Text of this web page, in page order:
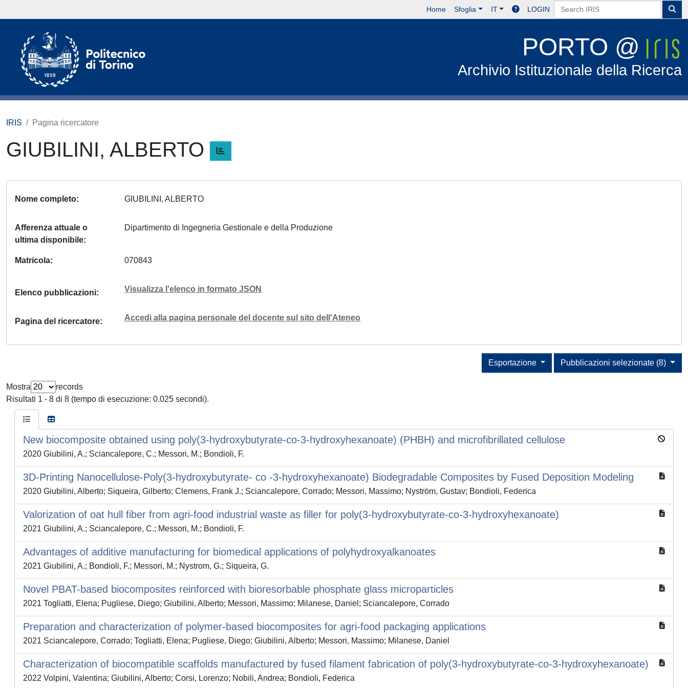
Home Sfoglia IT LOGIN
PORTO @
Archivio Istituzionale della Ricerca
IRIS Pagina ricercatore
GIUBILINI, ALBERTO
Nome completo GIUBILINI, ALBERTO
Afferenza attuale o
ultima disponibile
Dipartimento di Ingegneria Gestionale e della Produzione
Matricola 070843
Elenco pubblicazioni Visualizza l'elenco in formato JSON
Pagina del ricercatore Accedi alla pagina personale del docente sul sito dell'Ateneo
Pubblicazioni selezionate (8)
Esportazione
Mostra
records
Risultati 1 - 8 di 8 (tempo di esecuzione: 0.025 secondi).
New biocomposite obtained using poly(3-hydroxybutyrate-co-3-hydroxyhexanoate) (PHBH) and microfibrillated cellulose
2020 Giubilini, A.; Sciancalepore, C.; Messori, M.; Bondioli, F.
3D-Printing Nanocellulose-Poly(3-hydroxybutyrate- co -3-hydroxyhexanoate) Biodegradable Composites by Fused Deposition Modeling
2020 Giubilini, Alberto; Siqueira, Gilberto; Clemens, Frank J.; Sciancalepore, Corrado; Messori, Massimo; Nyström, Gustav; Bondioli, Federica
Valorization of oat hull fiber from agri-food industrial waste as filler for poly(3-hydroxybutyrate-co-3-hydroxyhexanoate)
2021 Giubilini, A.; Sciancalepore, C.; Messori, M.; Bondioli, F.
Advantages of additive manufacturing for biomedical applications of polyhydroxyalkanoates
2021 Giubilini, A.; Bondioli, F.; Messori, M.; Nystrom, G.; Siqueira, G.
Novel PBAT-based biocomposites reinforced with bioresorbable phosphate glass microparticles
2021 Togliatti, Elena; Pugliese, Diego; Giubilini, Alberto; Messori, Massimo; Milanese, Daniel; Sciancalepore, Corrado
Preparation and characterization of polymer-based biocomposites for agri-food packaging applications
2021 Sciancalepore, Corrado; Togliatti, Elena; Pugliese, Diego; Giubilini, Alberto; Messori, Massimo; Milanese, Daniel
Characterization of biocompatible scaffolds manufactured by fused filament fabrication of poly(3-hydroxybutyrate-co-3-hydroxyhexanoate)
2022 Volpini, Valentina; Giubilini, Alberto; Corsi, Lorenzo; Nobili, Andrea; Bondioli, Federica